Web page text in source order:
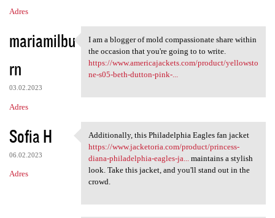
Adres
mariamilbu
rn
03.02.2023
Adres
I am a blogger of mold
I am a blogger of mold compassionate share within
the occasion that you're going to to write.
https://www.americajackets.com/product/yellowsto
ne-s05-beth-dutton-pink-...
Sofia H
06.02.2023
Adres
Additionally, this
Additionally, this Philadelphia Eagles fan jacket
https://www.jacketoria.com/product/princess-
diana-philadelphia-eagles-ja...maintains a stylish
look. Take this jacket, and you'll stand out in the
crowd.